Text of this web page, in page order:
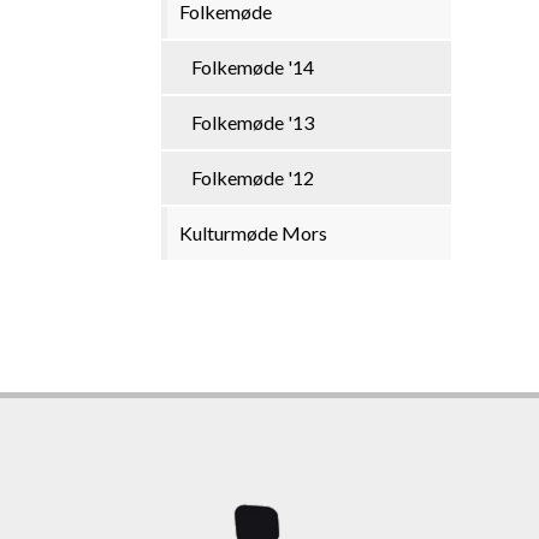
Folkemøde
Folkemøde '14
Folkemøde '13
Folkemøde '12
Kulturmøde Mors